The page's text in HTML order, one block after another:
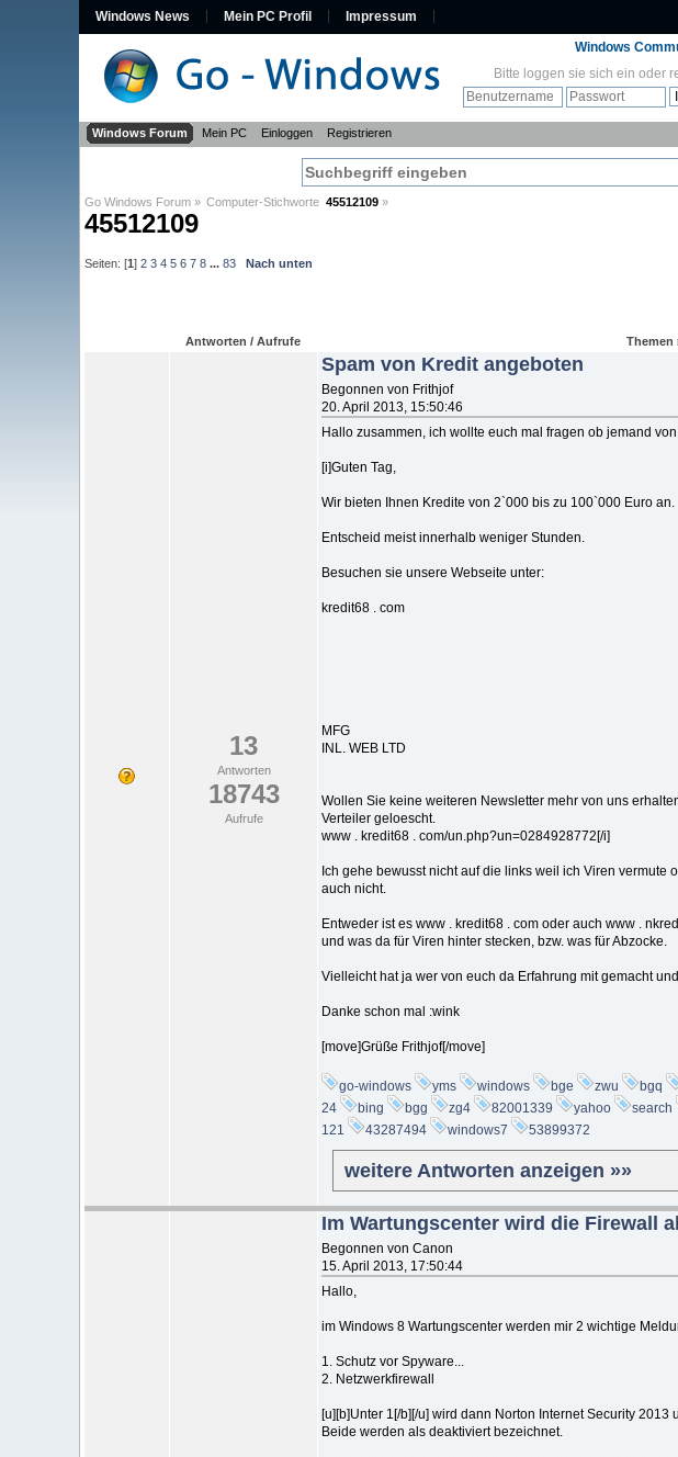
Windows News Mein PC Profil Impressum
Windows
Bitte loggen sie sich ein oder
Windows Forum Mein PC Einloggen Registrieren
Go Windows Forum » Computer-Stichworte 45512109 »
45512109
Seiten: [1] 2 3 4 5 6 7 8 ... 83 Nach unten
Antworten / Aufrufe Themen
13
Antworten
18743
Aufrufe
Spam von Kredit angeboten
Begonnen von Frithjof
20. April 2013, 15:50:46
Hallo zusammen, ich wollte euch mal fragen ob jemand
[i]Guten Tag,
Wir bieten Ihnen Kredite von 2`000 bis zu 100`000 Euro an.
Entscheid meist innerhalb weniger Stunden.
Besuchen sie unsere Webseite unter:
kredit68 . com
MFG
INL. WEB LTD
Wollen Sie keine weiteren Newsletter mehr von uns
Verteiler geloescht.
www . kredit68 . com/un.php?un=0284928772[/i]
Ich gehe bewusst nicht auf die links weil ich Viren vermute
auch nicht.
Entweder ist es www . kredit68 . com oder auch www .
und was da für Viren hinter stecken, bzw. was für Abzocke.
Vielleicht hat ja wer von euch da Erfahrung mit gemacht
Danke schon mal :wink
[move]Grüße Frithjof[/move]
go-windows yms windows bge zwu bgq
24
bing bgg zg4 82001339 yahoo search
121
43287494 windows7 53899372
weitere Antworten anzeigen »»
Im Wartungscenter wird die Firewall
Begonnen von Canon
15. April 2013, 17:50:44
Hallo,
im Windows 8 Wartungscenter werden mir 2 wichtige
1. Schutz vor Spyware...
2. Netzwerkfirewall
[u][b]Unter 1[/b][/u] wird dann Norton Internet Security 2013
Beide werden als deaktiviert bezeichnet.